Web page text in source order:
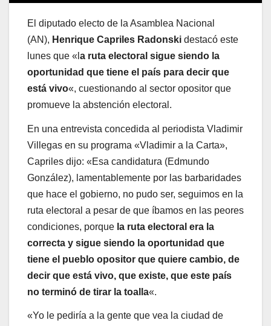
El diputado electo de la Asamblea Nacional
(AN), Henrique Capriles Radonski destacó este
lunes que «l a ruta electoral sigue siendo la
oportunidad que tiene el país para decir que
está vivo«, cuestionando al sector opositor que
promueve la abstención electoral.
En una entrevista concedida al periodista Vladimir
Villegas en su programa «Vladimir a la Carta»,
Capriles dijo: «Esa candidatura (Edmundo
González), lamentablemente por las barbaridades
que hace el gobierno, no pudo ser, seguimos en la
ruta electoral a pesar de que íbamos en las peores
condiciones, porque la ruta electoral era la
correcta y sigue siendo la oportunidad que
tiene el pueblo opositor que quiere cambio, de
decir que está vivo, que existe, que este país
no terminó de tirar la toalla«.
«Yo le pediría a la gente que vea la ciudad de